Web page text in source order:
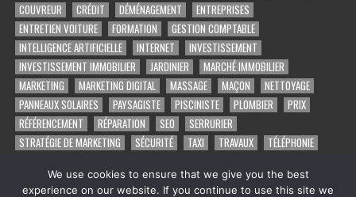
COUVREUR
CRÉDIT DÉMÉNAGEMENT
ENTREPRISES
ENTRETIEN VOITURE
FORMATION
GESTION COMPTABLE
INTELLIGENCE ARTIFICIELLE
INTERNET
INVESTISSEMENT
INVESTISSEMENT IMMOBILIER
JARDINIER
MARCHÉ IMMOBILIER
MARKETING
MARKETING DIGITAL MASSAGE MAÇON
NETTOYAGE
PANNEAUX SOLAIRES
PAYSAGISTE PISCINISTE PLOMBIER
PRIX
RÉFÉRENCEMENT
RÉPARATION SEO
SERRURIER
STRATÉGIE DE MARKETING
SÉCURITÉ TAXI TRAVAUX
TÉLÉPHONIE
We use cookies to ensure that we give you the best
experience on our website. If you continue to use this site we